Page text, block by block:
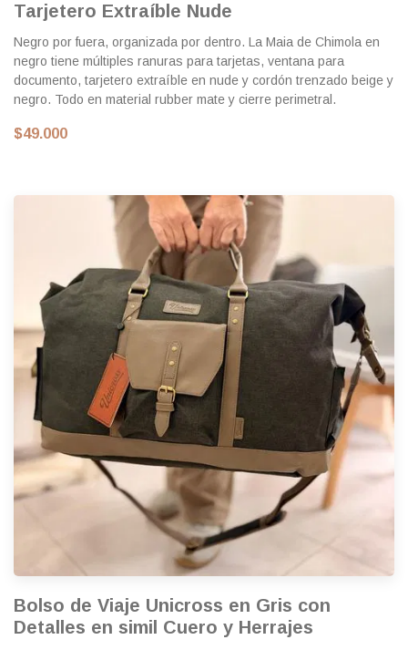
Tarjetero Extraíble Nude
Negro por fuera, organizada por dentro. La Maia de Chimola en
negro tiene múltiples ranuras para tarjetas, ventana para
documento, tarjetero extraíble en nude y cordón trenzado beige y
negro. Todo en material rubber mate y cierre perimetral.
$49.000
Bolso de Viaje Unicross en Gris con
Detalles en simil Cuero y Herrajes